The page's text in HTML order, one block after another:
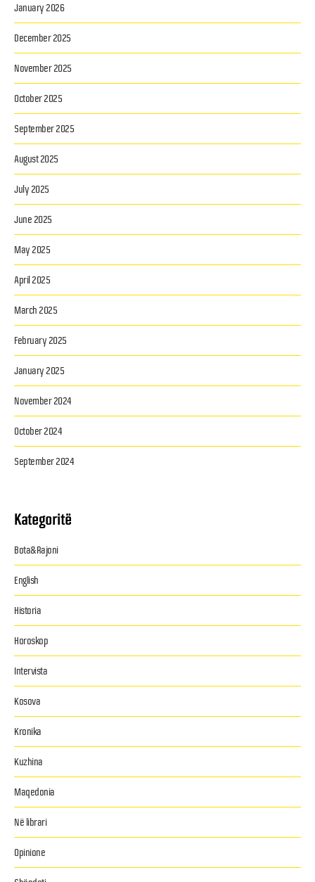
January 2026
December 2025
November 2025
October 2025
September 2025
August 2025
July 2025
June 2025
May 2025
April 2025
March 2025
February 2025
January 2025
November 2024
October 2024
September 2024
Kategoritë
Bota&Rajoni
English
Historia
Horoskop
Intervista
Kosova
Kronika
Kuzhina
Maqedonia
Në librari
Opinione